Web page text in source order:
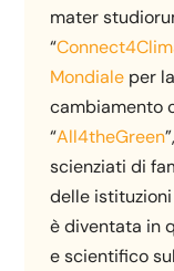
mater
“
Mondiale per
cambiamento
“All4theGreen
scienziati di
delle
è diventata in
e scientifico